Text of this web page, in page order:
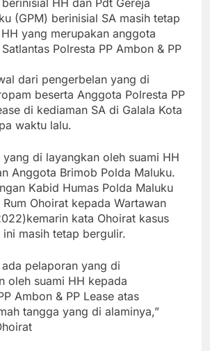
HH dan Pdt Gereja
(GPM) berinisial SA masih tetap
yang merupakan anggota
Polresta PP Ambon & PP
dari pengerbelan yang di
beserta Anggota Polresta PP
di kediaman SA di Galala Kota
waktu lalu.
di layangkan oleh suami HH
Anggota Brimob Polda Maluku.
Kabid Humas Polda Maluku
Ohoirat kepada Wartawan
kemarin kata Ohoirat kasus
masih tetap bergulir.
ada pelaporan yang di
oleh suami HH kepada
Ambon & PP Lease atas
tangga yang di alaminya,”